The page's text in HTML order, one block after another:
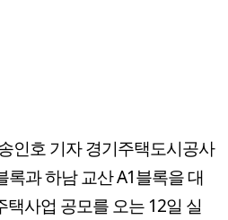
인호 기자 경기주택도시공사
록과 하남 교산 A1블록을 대
사업 공모를 오는 12일 실